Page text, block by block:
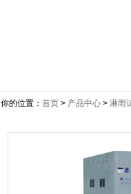
你的位置： 首页 > 产品中心 > 淋雨